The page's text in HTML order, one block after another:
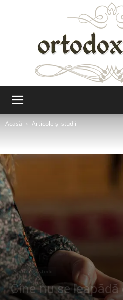
Acasă
Articole şi studii
Articole şi studii
Cine nu se